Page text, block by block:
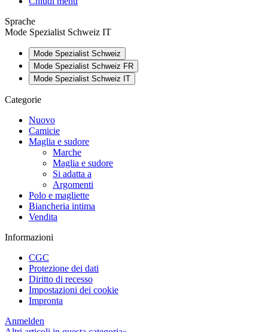
Sprache
Mode Spezialist Schweiz IT
Mode Spezialist Schweiz
Mode Spezialist Schweiz FR
Mode Spezialist Schweiz IT
Categorie
Nuovo
Camicie
Maglia e sudore
Marche
Maglia e sudore
Si adatta a
Argomenti
Polo e magliette
Biancheria intima
Vendita
Informazioni
CGC
Protezione dei dati
Diritto di recesso
Impostazioni dei cookie
Impronta
Anmelden